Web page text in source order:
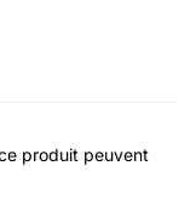
produit peuvent